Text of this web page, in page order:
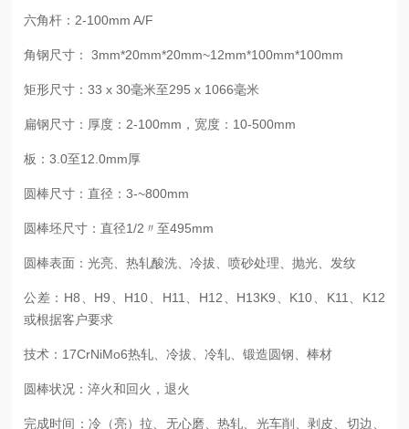
六角杆：2-100mm A/F
角钢尺寸： 3mm*20mm*20mm~12mm*100mm*100mm
矩形尺寸：33 x 30毫米至295 x 1066毫米
扁钢尺寸：厚度：2-100mm，宽度：10-500mm
板：3.0至12.0mm厚
圆棒尺寸：直径：3-~800mm
圆棒坯尺寸：直径1/2〃至495mm
圆棒表面：光亮、热轧酸洗、冷拔、喷砂处理、抛光、发纹
公差：H8、H9、H10、H11、H12、H13K9、K10、K11、K12
或根据客户要求
技术：17CrNiMo6热轧、冷拔、冷轧、锻造圆钢、棒材
圆棒状况：淬火和回火，退火
完成时间：冷（亮）拉、无心磨、热轧、光车削、剥皮、切边、